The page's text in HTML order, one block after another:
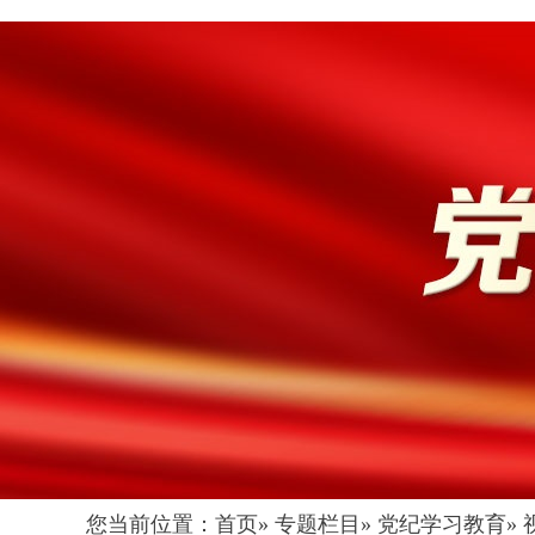
您当前位置： 首页» 专题栏目 » 党纪学习教育»